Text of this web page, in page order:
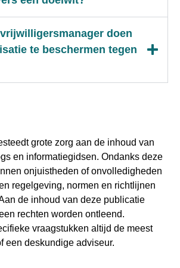
doen
te beschermen tegen
grote zorg aan de inhoud van
en informatiegidsen. Ondanks deze
onjuistheden of onvolledigheden
regelgeving, normen en richtlijnen
de inhoud van deze publicatie
rechten worden ontleend.
vraagstukken altijd de meest
een deskundige adviseur.